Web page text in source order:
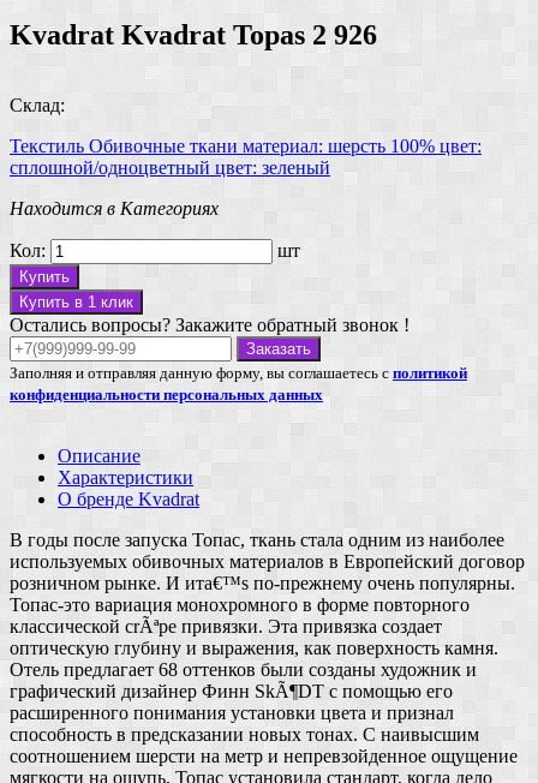
Kvadrat Kvadrat Topas 2 926
Склад:
Текстиль Обивочные ткани материал: шерсть 100% цвет:
сплошной/одноцветный цвет: зеленый
Находится в Категориях
Кол: шт
Купить
Купить в 1 клик
Остались вопросы? Закажите обратный звонок !
Заказать
Заполняя и отправляя данную форму, вы соглашаетесь с политикой
конфиденциальности персональных данных
Описание
Характеристики
О бренде Kvadrat
В годы после запуска Топас, ткань стала одним из наиболее
используемых обивочных материалов в Европейский договор
розничном рынке. И ита€™s по-прежнему очень популярны.
Топас-это вариация монохромного в форме повторного
классической crÃªpe привязки. Эта привязка создает
оптическую глубину и выражения, как поверхность камня.
Отель предлагает 68 оттенков были созданы художник и
графический дизайнер Финн SkÃ¶DT с помощью его
расширенного понимания установки цвета и признал
способность в предсказании новых тонах. С наивысшим
соотношением шерсти на метр и непревзойденное ощущение
мягкости на ощупь, Топас установила стандарт, когда дело